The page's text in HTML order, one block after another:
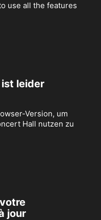
use all the features
leider
Version, um
Hall nutzen zu
jour